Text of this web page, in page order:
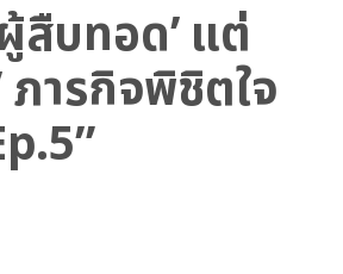
สืบทอด’ แต่
ารกิจพิชิตใจ